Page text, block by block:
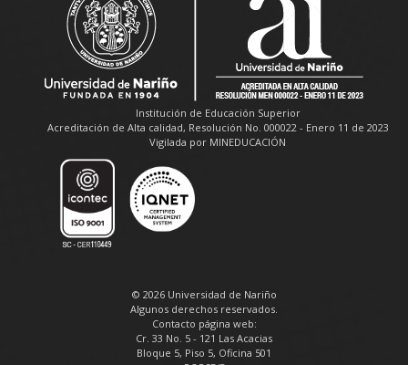
Institución de Educación Superior
Acreditación de Alta calidad, Resolución No. 000022 - Enero 11 de 2023
Vigilada por MINEDUCACIÓN
© 2026 Universidad de Nariño
Algunos derechos reservados.
Contacto página web:
Cr. 33 No. 5 - 121 Las Acacias
Bloque 5, Piso 5, Oficina 501